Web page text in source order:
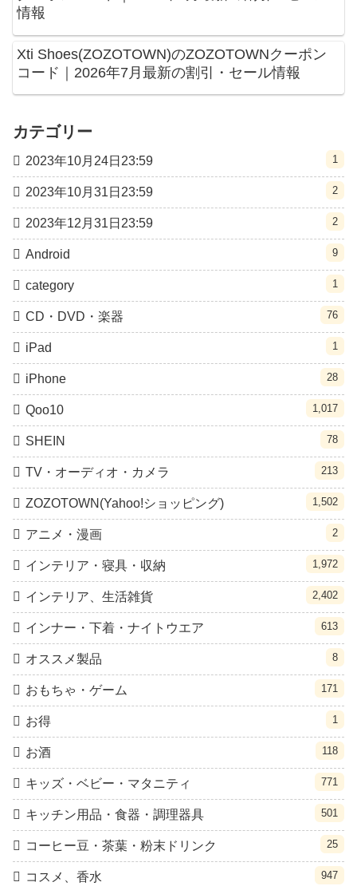
情報
Xti Shoes(ZOZOTOWN)のZOZOTOWNクーポン
コード｜2026年7月最新の割引・セール情報
カテゴリー
2023年10月24日23:59 1
2023年10月31日23:59 2
2023年12月31日23:59 2
Android 9
category 1
CD・DVD・楽器 76
iPad 1
iPhone 28
Qoo10 1,017
SHEIN 78
TV・オーディオ・カメラ 213
ZOZOTOWN(Yahoo!ショッピング) 1,502
アニメ・漫画 2
インテリア・寝具・収納 1,972
インテリア、生活雑貨 2,402
インナー・下着・ナイトウエア 613
オススメ製品 8
おもちゃ・ゲーム 171
お得 1
お酒 118
キッズ・ベビー・マタニティ 771
キッチン用品・食器・調理器具 501
コーヒー豆・茶葉・粉末ドリンク 25
コスメ、香水 947